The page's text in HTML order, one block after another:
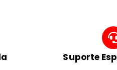
Suporte